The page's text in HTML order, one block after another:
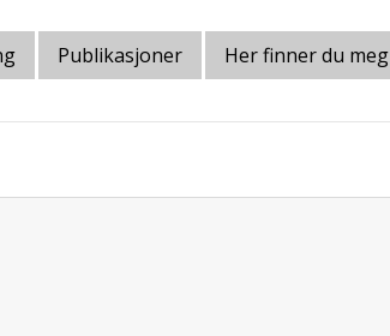
Publikasjoner Her finner du meg